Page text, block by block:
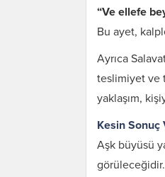
“Ve ellefe
Bu ayet,
Ayrıca
teslimiyet ve
yaklaşım,
Kesin Sonuç
Aşk büyüsü